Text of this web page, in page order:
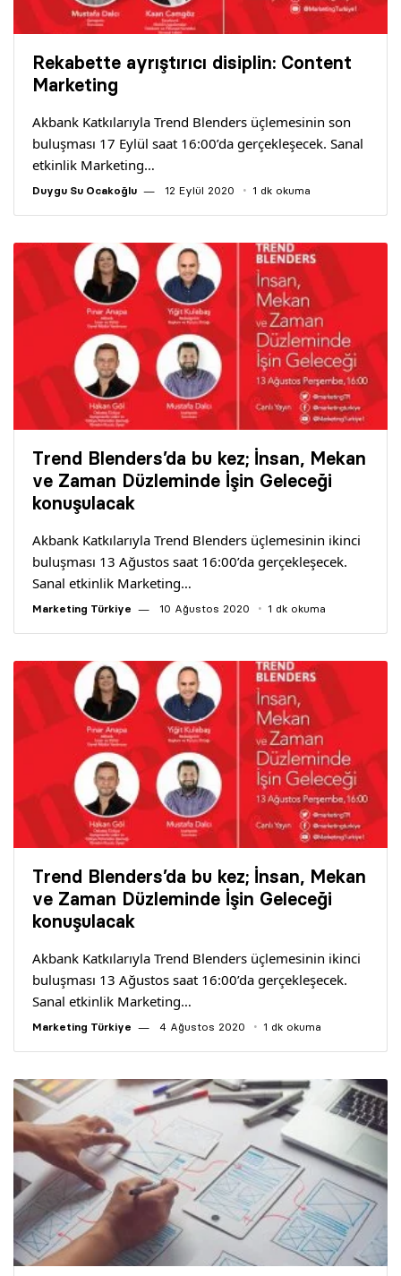
Rekabette ayrıştırıcı disiplin: Content
Marketing
Akbank Katkılarıyla Trend Blenders üçlemesinin son
buluşması 17 Eylül saat 16:00’da gerçekleşecek. Sanal
etkinlik Marketing…
Duygu Su Ocakoğlu 12 Eylül 2020 1 dk okuma
Trend Blenders’da bu kez; İnsan, Mekan
ve Zaman Düzleminde İşin Geleceği
konuşulacak
Akbank Katkılarıyla Trend Blenders üçlemesinin ikinci
buluşması 13 Ağustos saat 16:00’da gerçekleşecek.
Sanal etkinlik Marketing…
Marketing Türkiye 10 Ağustos 2020 1 dk okuma
Trend Blenders’da bu kez; İnsan, Mekan
ve Zaman Düzleminde İşin Geleceği
konuşulacak
Akbank Katkılarıyla Trend Blenders üçlemesinin ikinci
buluşması 13 Ağustos saat 16:00’da gerçekleşecek.
Sanal etkinlik Marketing…
Marketing Türkiye 4 Ağustos 2020 1 dk okuma